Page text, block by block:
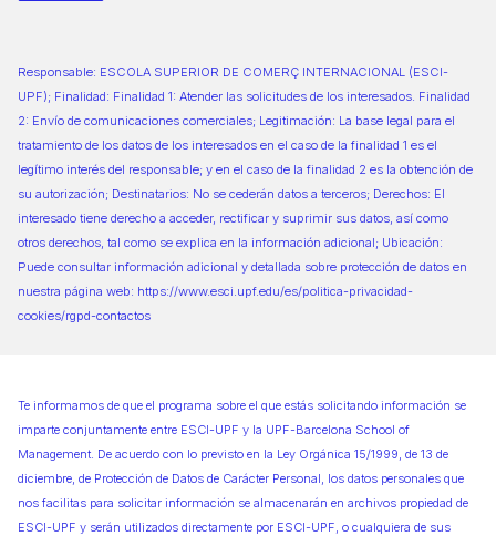
Responsable: ESCOLA SUPERIOR DE COMERÇ INTERNACIONAL (ESCI-
UPF); Finalidad: Finalidad 1: Atender las solicitudes de los interesados. Finalidad
2: Envío de comunicaciones comerciales; Legitimación: La base legal para el
tratamiento de los datos de los interesados en el caso de la finalidad 1 es el
legítimo interés del responsable; y en el caso de la finalidad 2 es la obtención de
su autorización; Destinatarios: No se cederán datos a terceros; Derechos: El
interesado tiene derecho a acceder, rectificar y suprimir sus datos, así como
otros derechos, tal como se explica en la información adicional; Ubicación:
Puede consultar información adicional y detallada sobre protección de datos en
nuestra página web: https://www.esci.upf.edu/es/politica-privacidad-
cookies/rgpd-contactos
Te informamos de que el programa sobre el que estás solicitando información se
imparte conjuntamente entre ESCI-UPF y la UPF-Barcelona School of
Management. De acuerdo con lo previsto en la Ley Orgánica 15/1999, de 13 de
diciembre, de Protección de Datos de Carácter Personal, los datos personales que
nos facilitas para solicitar información se almacenarán en archivos propiedad de
ESCI-UPF y serán utilizados directamente por ESCI-UPF, o cualquiera de sus